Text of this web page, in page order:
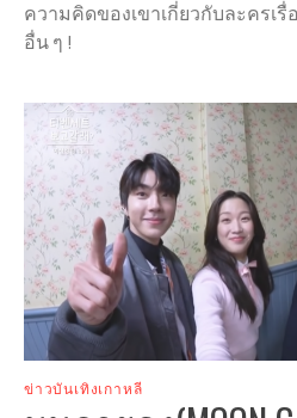
ความคิดของเขาเกี่ยวกับละครเรื่
อื่น ๆ !
ข่าวบันเทิงเกาหลี